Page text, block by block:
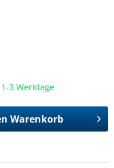
3 Werktage
Warenkorb